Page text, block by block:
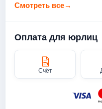
Смотреть все→
Оплата для юрлиц
Счёт